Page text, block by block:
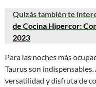
Quizás también te
de Cocina Hipercor:
2023
Para las noches más
Taurus son
versatilidad y disfruta de